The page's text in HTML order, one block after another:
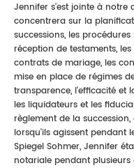
Jennifer s’est jointe à
concentrera sur la
successions, les
réception de testaments,
contrats de mariage, les
mise en place de régimes
transparence, l'efficacité et
les liquidateurs et les
règlement de la
lorsqu'ils agissent pendant
Spiegel Sohmer, Jennifer
notariale pendant plusieurs